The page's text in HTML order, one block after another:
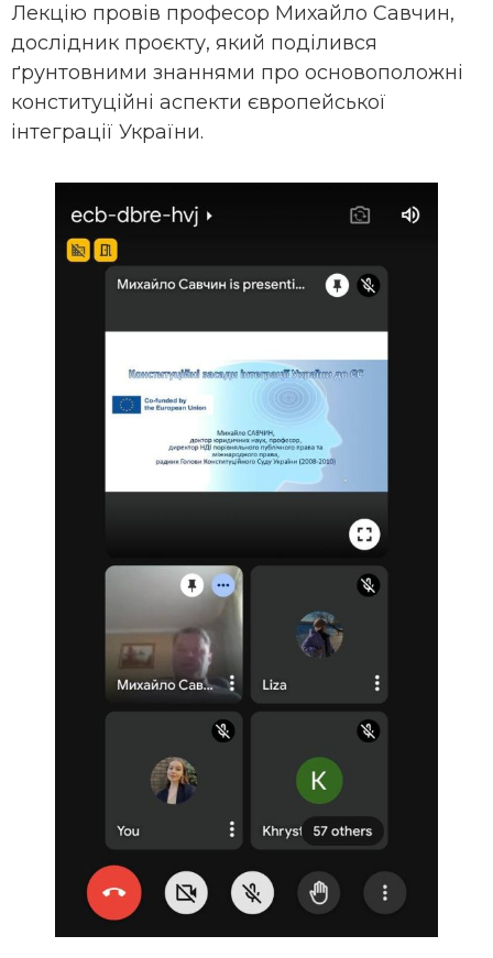
Лекцію провів професор Михайло Савчин,
дослідник проєкту, який поділився
ґрунтовними знаннями про основоположні
конституційні аспекти європейської
інтеграції України.